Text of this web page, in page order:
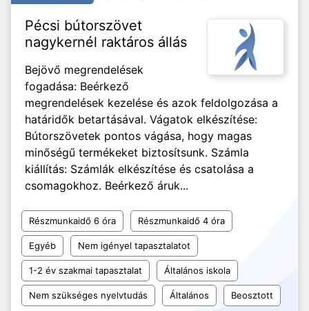
Pécsi bútorszövet
nagykernél raktáros állás
Bejövő megrendelések
fogadása: Beérkező
megrendelések kezelése és azok feldolgozása a
határidők betartásával. Vágatok elkészítése:
Bútorszövetek pontos vágása, hogy magas
minőségű termékeket biztosítsunk. Számla
kiállítás: Számlák elkészítése és csatolása a
csomagokhoz. Beérkező áruk...
Részmunkaidő 6 óra Részmunkaidő 4 óra
Egyéb Nem igényel tapasztalatot
1-2 év szakmai tapasztalat Általános iskola
Nem szükséges nyelvtudás Általános Beosztott